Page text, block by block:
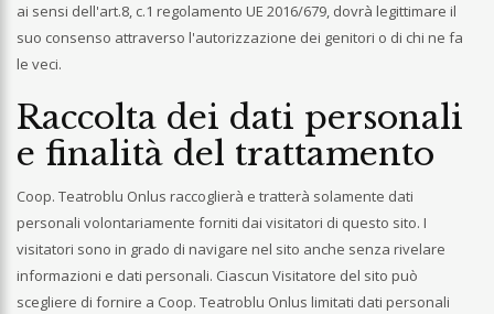
ai sensi dell'art.8, c.1 regolamento UE 2016/679, dovrà legittimare il
suo consenso attraverso l'autorizzazione dei genitori o di chi ne fa
le veci.
Raccolta dei dati personali
e finalità del trattamento
Coop. Teatroblu Onlus raccoglierà e tratterà solamente dati
personali volontariamente forniti dai visitatori di questo sito. I
visitatori sono in grado di navigare nel sito anche senza rivelare
informazioni e dati personali. Ciascun Visitatore del sito può
scegliere di fornire a Coop. Teatroblu Onlus limitati dati personali